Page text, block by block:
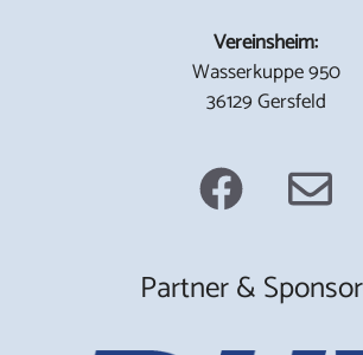
Vereinsheim:
Wasserkuppe 950
36129 Gersfeld
Partner &